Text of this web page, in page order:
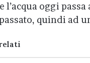
l’acqua oggi
quindi ad